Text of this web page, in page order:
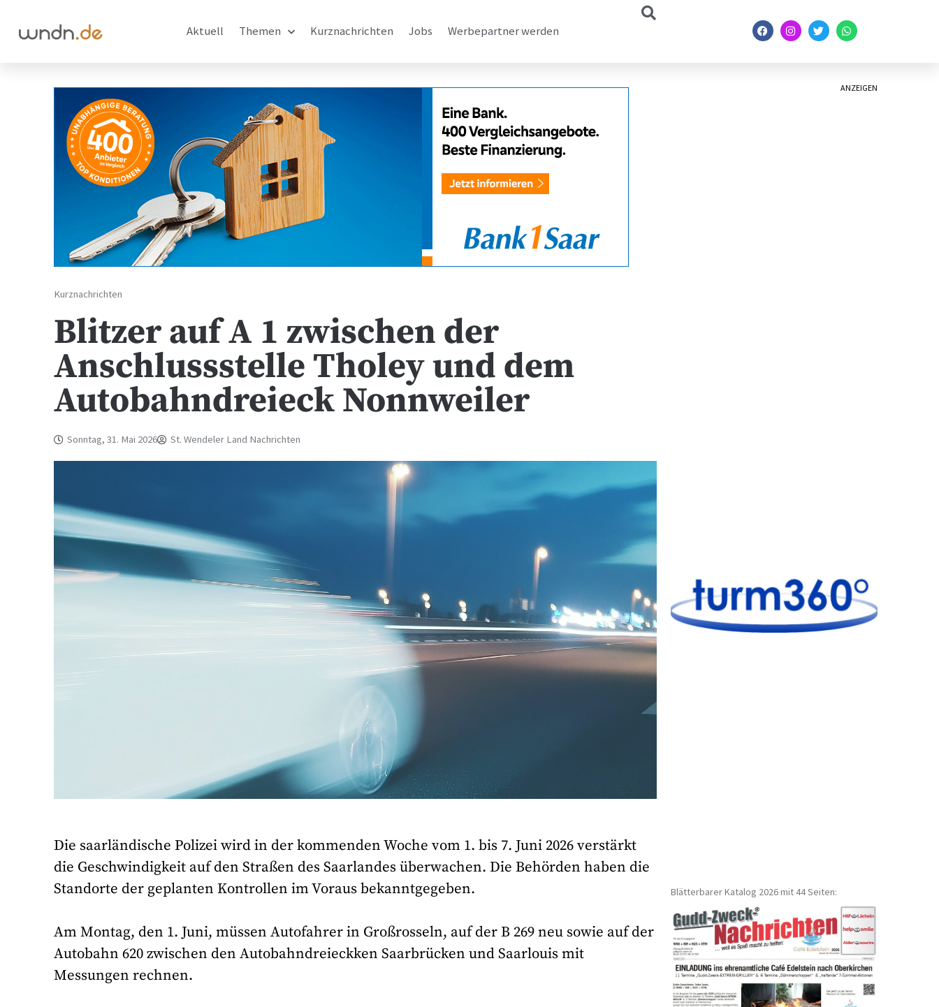
Aktuell Themen Kurznachrichten Jobs Werbepartner werden
Kurznachrichten
Blitzer auf A 1 zwischen der
Anschlussstelle Tholey und dem
Autobahndreieck Nonnweiler
Sonntag, 31. Mai 2026 St. Wendeler Land Nachrichten
Die saarländische Polizei wird in der kommenden Woche vom 1. bis 7. Juni 2026 verstärkt
die Geschwindigkeit auf den Straßen des Saarlandes überwachen. Die Behörden haben die
Standorte der geplanten Kontrollen im Voraus bekanntgegeben.
Am Montag, den 1. Juni, müssen Autofahrer in Großrosseln, auf der B 269 neu sowie auf der
Autobahn 620 zwischen den Autobahndreieckken Saarbrücken und Saarlouis mit
Messungen rechnen.
ANZEIGEN
Blätterbarer Katalog 2026 mit 44 Seiten: